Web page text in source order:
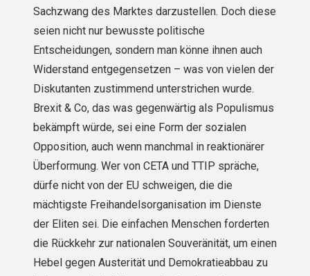
Sachzwang des Marktes darzustellen. Doch diese
seien nicht nur bewusste politische
Entscheidungen, sondern man könne ihnen auch
Widerstand entgegensetzen – was von vielen der
Diskutanten zustimmend unterstrichen wurde.
Brexit & Co, das was gegenwärtig als Populismus
bekämpft würde, sei eine Form der sozialen
Opposition, auch wenn manchmal in reaktionärer
Überformung. Wer von CETA und TTIP spräche,
dürfe nicht von der EU schweigen, die die
mächtigste Freihandelsorganisation im Dienste
der Eliten sei. Die einfachen Menschen forderten
die Rückkehr zur nationalen Souveränität, um einen
Hebel gegen Austerität und Demokratieabbau zu